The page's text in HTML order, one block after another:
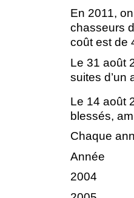
En 2011,
chasseurs
coût est de
Le 31 août
suites d’un
Le 14 août
blessés,
Chaque
Année